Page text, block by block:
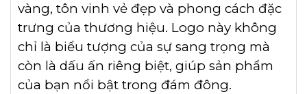
vàng, tôn vinh vẻ đẹp và phong cách đặc
trưng của thương hiệu. Logo này không
chỉ là biểu tượng của sự sang trọng mà
còn là dấu ấn riêng biệt, giúp sản phẩm
của bạn nổi bật trong đám đông.